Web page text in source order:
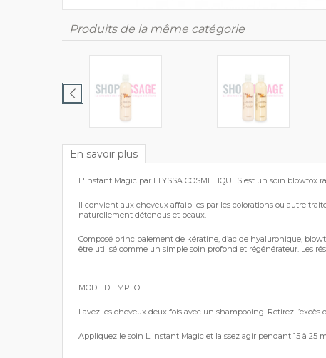
Produits de la même catégorie
En savoir plus
L'instant Magic par ELYSSA COSMETIQUES est un soin
Il convient aux cheveux affaiblies par les colorations ou autre
naturellement détendus et beaux.
Composé principalement de kératine, d’acide hyaluronique,
être utilisé comme un simple soin profond et régénérateur. Les
MODE D'EMPLOI
Lavez les cheveux deux fois avec un shampooing. Retirez
Appliquez le soin L'instant Magic et laissez agir pendant 15 à 25